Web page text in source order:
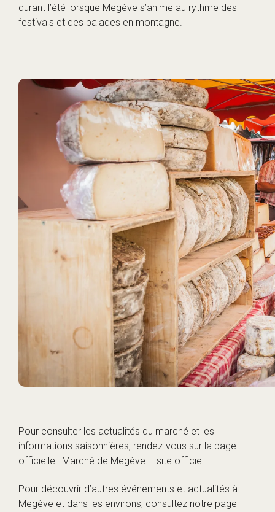
durant l’été lorsque Megève s’anime au rythme des
festivals et des balades en montagne.
Pour consulter les actualités du marché et les
informations saisonnières, rendez-vous sur la page
officielle : Marché de Megève – site officiel .
Pour découvrir d’autres événements et actualités à
Megève et dans les environs, consultez notre page